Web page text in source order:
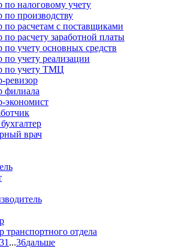
по налоговому учету
по производству
по расчетам с поставщиками
по расчету заработной платы
по учету основных средств
по учету реализации
по учету ТМЦ
ревизор
филиала
экономист
врач
транспортного отдела
31 ...36дальше